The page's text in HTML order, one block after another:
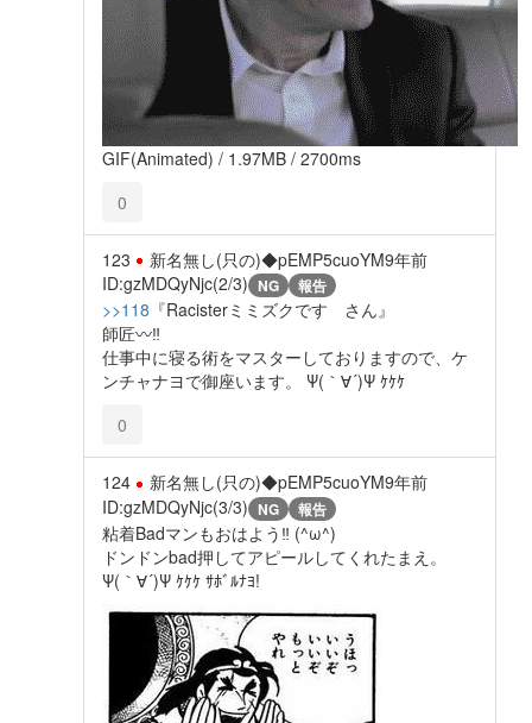
GIF(Animated) / 1.97MB / 2700ms
0
123 新名無し(只の)◆pEMP5cuoYM9年前
ID:gzMDQyNjc(2/3) NG 報告
>>118 『Racisterミミズクです さん』
師匠〰‼
仕事中に寝る術をマスターしておりますので、ケ
ンチャナヨで御座います。 Ψ(｀∀´)Ψ ｹｹｹ
0
124 新名無し(只の)◆pEMP5cuoYM9年前
ID:gzMDQyNjc(3/3) NG 報告
粘着Badマンもおはよう‼ (^ω^)
ドンドンbad押してアピールしてくれたまえ。
Ψ(｀∀´)Ψ ｹｹｹ ｻﾎﾞﾙﾅﾖ!